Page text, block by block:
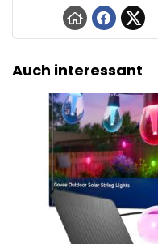
Auch interessant